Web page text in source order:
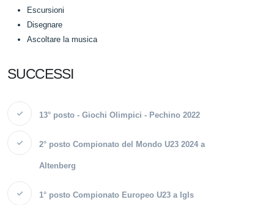
Escursioni
Disegnare
Ascoltare la musica
SUCCESSI
13° posto - Giochi Olimpici - Pechino 2022
2° posto Compionato del Mondo U23 2024 a
Altenberg
1° posto Compionato Europeo U23 a Igls